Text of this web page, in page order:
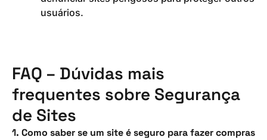
usuários.
FAQ – Dúvidas mais
frequentes sobre Segurança
de Sites
1. Como saber se um site é seguro para fazer compras